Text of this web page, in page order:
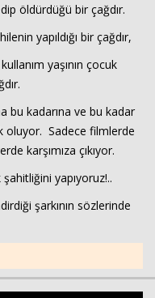
öldürdüğü bir çağdır.
yapıldığı bir çağdır,
yaşının çocuk
bu kadarına ve bu kadar
oluyor. Sadece filmlerde
karşımıza çıkıyor.
yapıyoruz!..
şarkının sözlerinde